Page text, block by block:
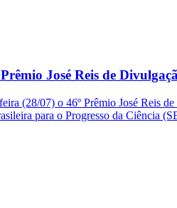
José Reis de
(28/07) o 46º Prêmio José Reis
para o Progresso da Ciência